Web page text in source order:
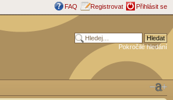
FAQ Registrovat Přihlásit se
Pokročilé hledání